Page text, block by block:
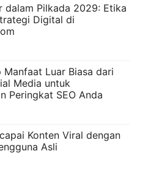
dalam Pilkada 2029: Etika
Digital di
Manfaat Luar Biasa dari
Media untuk
Peringkat SEO Anda
Konten Viral dengan
Asli